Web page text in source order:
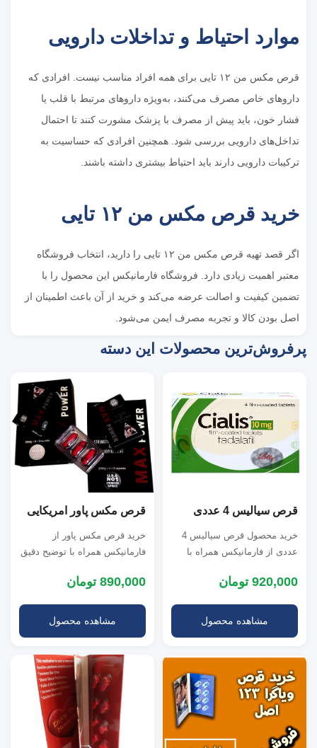
موارد احتیاط و تداخلات دارویی
قرص مکس من ۱۲ تایی برای همه افراد مناسب نیست. افرادی که
داروهای خاص مصرف می‌کنند، به‌ویژه داروهای مرتبط با قلب یا
فشار خون، باید پیش از مصرف با پزشک مشورت کنند تا احتمال
تداخل‌های دارویی بررسی شود. همچنین افرادی که حساسیت به
ترکیبات دارویی دارند باید احتیاط بیشتری داشته باشند.
خرید قرص مکس من ۱۲ تایی
اگر قصد تهیه قرص مکس من ۱۲ تایی را دارید، انتخاب فروشگاه
معتبر اهمیت زیادی دارد. فروشگاه فارمانیکس این محصول را با
تضمین کیفیت و اصالت عرضه می‌کند و خرید از آن باعث اطمینان از
اصل بودن کالا و تجربه مصرف ایمن می‌شود.
پرفروش‌ترین محصولات این دسته
قرص سیالیس 4 عددی
خرید محصول قرص سیالیس 4
عددی از فارمانیکس همراه با
بررسی عوارض اح...
920,000 تومان
مشاهده محصول
قرص مکس پاور امریکایی
خرید قرص مکس پاور از
فارمانیکس همراه با توضیح دقیق
آمریکایی، بررسی ع...
890,000 تومان
مشاهده محصول